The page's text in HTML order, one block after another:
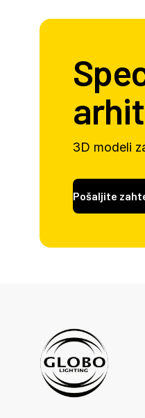
3D modeli
Pošaljite